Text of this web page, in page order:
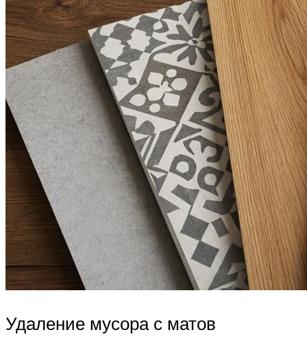
Удаление мусора с матов